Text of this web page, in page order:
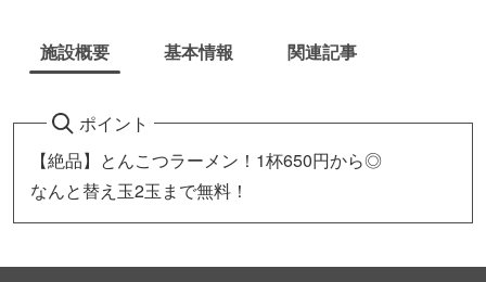
施設概要 基本情報 関連記事
ポイント
【絶品】とんこつラーメン！1杯650円から◎
なんと替え玉2玉まで無料！